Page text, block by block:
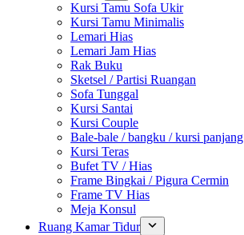
Kursi Tamu Sofa Ukir
Kursi Tamu Minimalis
Lemari Hias
Lemari Jam Hias
Rak Buku
Sketsel / Partisi Ruangan
Sofa Tunggal
Kursi Santai
Kursi Couple
Bale-bale / bangku / kursi panjang
Kursi Teras
Bufet TV / Hias
Frame Bingkai / Pigura Cermin
Frame TV Hias
Meja Konsul
Ruang Kamar Tidur